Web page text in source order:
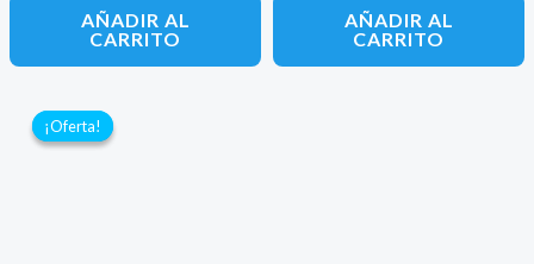
original
era:
S/ 220.00.
actual
es:
S/ 194.00.
AÑADIR AL
CARRITO
original
era:
S/ 399.00.
actual
es:
S/ 254.90.
AÑADIR AL
CARRITO
¡Oferta!
¡Oferta!